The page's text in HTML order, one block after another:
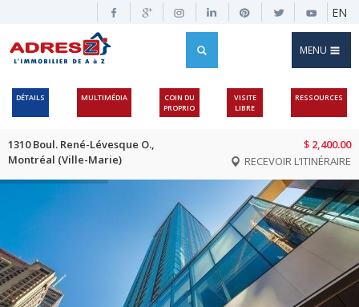
EN
MENU
DÉTAILS MULTIMÉDIA
COIN DU
PROPRIO
VISITE
LIBRE
RESSOURCES
1310 Boul. René-Lévesque O.,
Montréal (Ville-Marie)
$ 2,400.00
RECEVOIR L’ITINÉRAIRE